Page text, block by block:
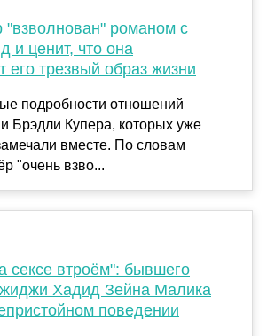
"взволнован" романом с
и ценит, что она
его трезвый образ жизни
подробности отношений
Брэдли Купера, которых уже
вместе. По словам
"очень взво...
сексе втроём": бывшего
Хадид Зейна Малика
поведении